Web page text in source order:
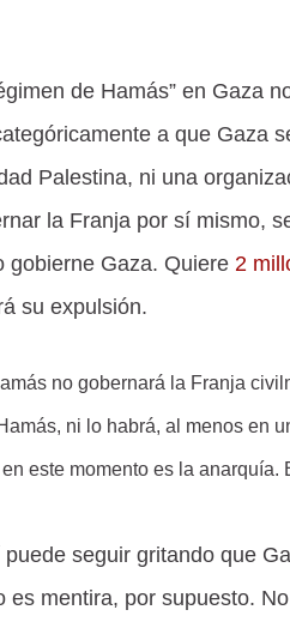
de Hamás” en Gaza
a que Gaza
Palestina, ni una
la Franja por sí mismo,
gobierne Gaza. Quiere 2
su expulsión.
no gobernará la Franja
ni lo habrá, al menos en
este momento es la anarquía.
seguir gritando que
es mentira, por supuesto.